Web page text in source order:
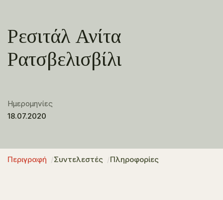
Ρεσιτάλ Ανίτα
Ρατσβελισβίλι
Ημερομηνίες
18.07.2020
Περιγραφή Συντελεστές Πληροφορίες